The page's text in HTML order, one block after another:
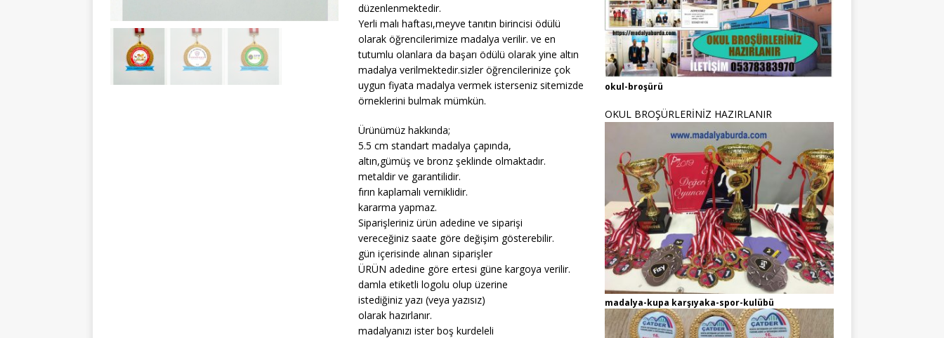
düzenlenmektedir.
Yerli malı haftası,meyve tanıtın birincisi ödülü
olarak öğrencilerimize madalya verilir. ve en
tutumlu olanlara da başarı ödülü olarak yine altın
madalya verilmektedir.sizler öğrencilerinize çok
uygun fiyata madalya vermek isterseniz sitemizde
örneklerini bulmak mümkün.
Ürünümüz hakkında;
5.5 cm standart madalya çapında,
altın,gümüş ve bronz şeklinde olmaktadır.
metaldir ve garantilidir.
fırın kaplamalı verniklidir.
kararma yapmaz.
Siparişleriniz ürün adedine ve siparişi
vereceğiniz saate göre değişim gösterebilir.
gün içerisinde alınan siparişler
ÜRÜN adedine göre ertesi güne kargoya verilir.
damla etiketli logolu olup üzerine
istediğiniz yazı (veya yazısız)
olarak hazırlanır.
madalyanızı ister boş kurdeleli
okul-broşürü
OKUL BROŞÜRLERİNİZ HAZIRLANIR
madalya-kupa karşıyaka-spor-kulübü